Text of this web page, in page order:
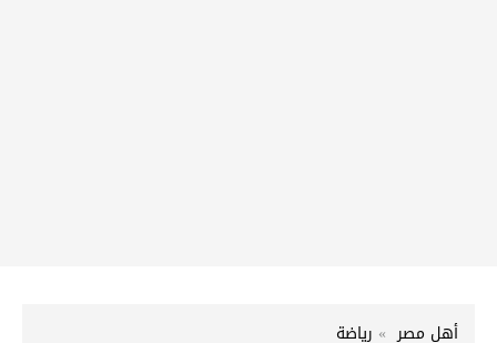
أهل مصر رياضة